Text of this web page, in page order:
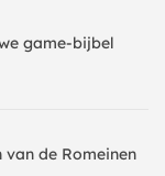
game-bijbel
de Romeinen